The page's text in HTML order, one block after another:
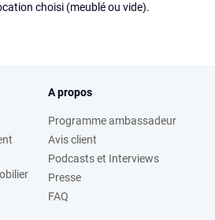
choisi (meublé ou vide).
A propos
Programme ambassadeur
Avis client
Podcasts et Interviews
Presse
FAQ